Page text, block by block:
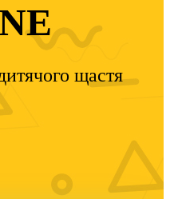
щастя